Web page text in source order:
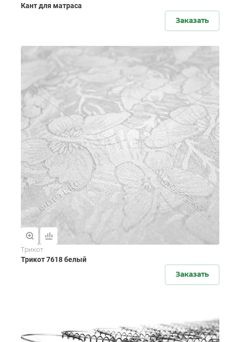
Кант для матраса
Заказать
Трикот
Трикот 7618 белый
Заказать